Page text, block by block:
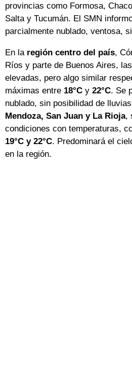
provincias como Formosa,
Salta y Tucumán. El SMN
parcialmente nublado, ventosa,
En la región centro del país,
Ríos y parte de Buenos Aires,
elevadas, pero algo similar
máximas entre 18°C y 22°C. Se
nublado, sin posibilidad de
Mendoza, San Juan y La Rioja,
condiciones con temperaturas,
19°C y 22°C. Predominará el
en la región.